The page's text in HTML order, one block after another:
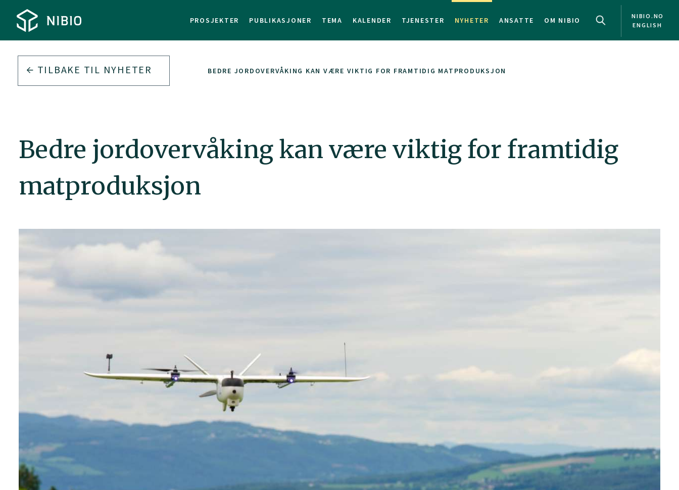
PROSJEKTER PUBLIKASJONER TEMA KALENDER TJENESTER NYHETER ANSATTE OM NIBIO
NIBIO.NO
ENGLISH
TILBAKE TIL NYHETER BEDRE JORDOVERVÅKING KAN VÆRE VIKTIG FOR FRAMTIDIG MATPRODUKSJON
Bedre jordovervåking kan være viktig for framtidig
matproduksjon